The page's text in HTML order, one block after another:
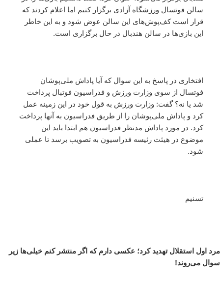
سالن فوتسال ورزشگاه آزادی برگزار کنیم اما اعلام کردند که
قرار است کف‌پوش‌های این سالن عوض شود و به این خاطر
این بازی‌ها در سالن هندبال در حال برگزاری است.
افتخاری در پاسخ به این سوال که آیا پاداش ملی‌پوشان
فوتسال از سوی وزارت ورزش و فدراسیون فوتبال پرداخت
شد یا نه؟ گفت: وزارت ورزش به قول خود در این زمینه عمل
کرد و پاداش ملی‌پوشان را از طریق فدراسیون به آنها پرداخت
کرد. در مورد پاداش مدنظر فدراسیون هم ابتدا باید این
موضوع در هیئت رئیسه فدراسیون به تصویب برسد تا عملی
شود.
تسنیم
مرد اول استقلال تهدید کرد؛ عکسی دارم که اگر منتشر کنم خیلی‌ها زیر
سوال می‌روند!